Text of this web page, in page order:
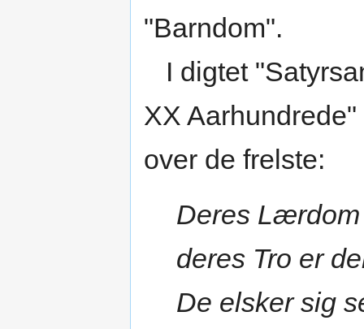
"Barndom".
I digtet
XX
over de frelste:
Deres
deres Tro er
De elsker sig